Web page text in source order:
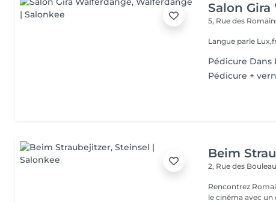
Salon
5, Rue des
Langue parle
Pédicure Dans
Pédicure +
Beim
2, Rue des
Rencontrez
le cinéma avec un décor